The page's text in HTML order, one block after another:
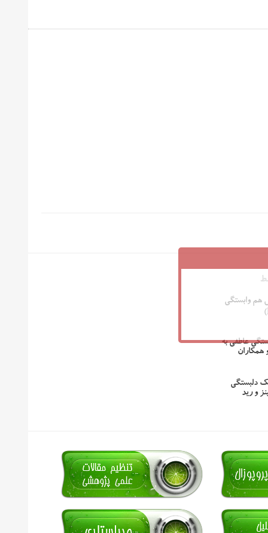
وابستگی
عاطفی به
همکاران
دلبستگی
و رید